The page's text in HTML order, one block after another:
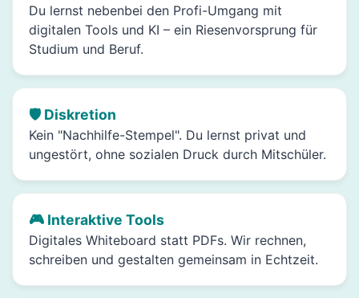
Du lernst nebenbei den Profi-Umgang mit
digitalen Tools und KI – ein Riesenvorsprung für
Studium und Beruf.
🛡️ Diskretion
Kein "Nachhilfe-Stempel". Du lernst privat und
ungestört, ohne sozialen Druck durch Mitschüler.
🎮 Interaktive Tools
Digitales Whiteboard statt PDFs. Wir rechnen,
schreiben und gestalten gemeinsam in Echtzeit.